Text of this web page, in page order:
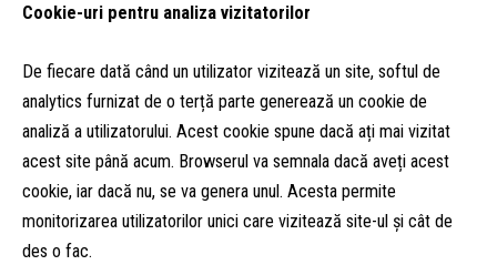
Cookie-uri pentru analiza vizitatorilor
De fiecare dată când un utilizator vizitează un site, softul de
analytics furnizat de o terță parte generează un cookie de
analiză a utilizatorului. Acest cookie spune dacă ați mai vizitat
acest site până acum. Browserul va semnala dacă aveți acest
cookie, iar dacă nu, se va genera unul. Acesta permite
monitorizarea utilizatorilor unici care vizitează site-ul și cât de
des o fac.